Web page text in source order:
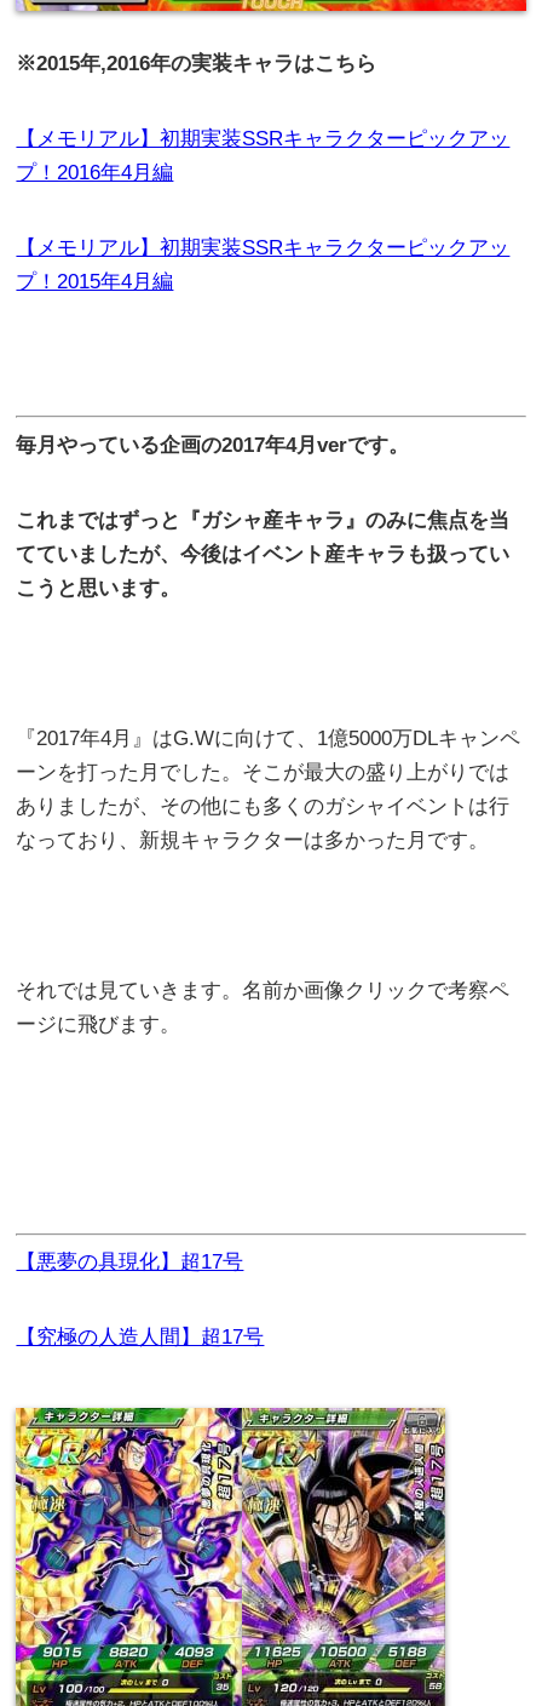
※2015年,2016年の実装キャラはこちら
【メモリアル】初期実装SSRキャラクターピックアッ
プ！2016年4月編
【メモリアル】初期実装SSRキャラクターピックアッ
プ！2015年4月編
毎月やっている企画の2017年4月verです。
これまではずっと『ガシャ産キャラ』のみに焦点を当
てていましたが、今後はイベント産キャラも扱ってい
こうと思います。
『2017年4月』はG.Wに向けて、1億5000万DLキャンペ
ーンを打った月でした。そこが最大の盛り上がりでは
ありましたが、その他にも多くのガシャイベントは行
なっており、新規キャラクターは多かった月です。
それでは見ていきます。名前か画像クリックで考察ペ
ージに飛びます。
【悪夢の具現化】超17号
【究極の人造人間】超17号